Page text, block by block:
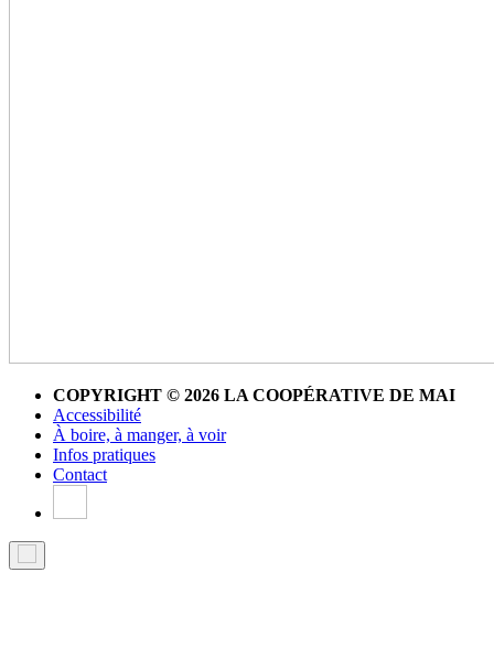
COPYRIGHT © 2026 LA COOPÉRATIVE DE MAI
Accessibilité
À boire, à manger, à voir
Infos pratiques
Contact